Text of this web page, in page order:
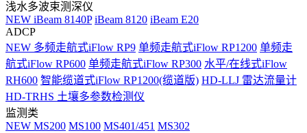
浅水多波束测深仪
NEW iBeam 8140P iBeam 8120 iBeam E20
ADCP
NEW 多频走航式iFlow RP9 单频走航式iFlow RP1200 单频走
航式iFlow RP600 单频走航式iFlow RP300 水平/在线式iFlow
RH600 智能缆道式iFlow RP1200(缆道版) HD-LLJ 雷达流量计
HD-TRHS 土壤多参数检测仪
监测类
NEW MS200 MS100 MS401/451 MS302